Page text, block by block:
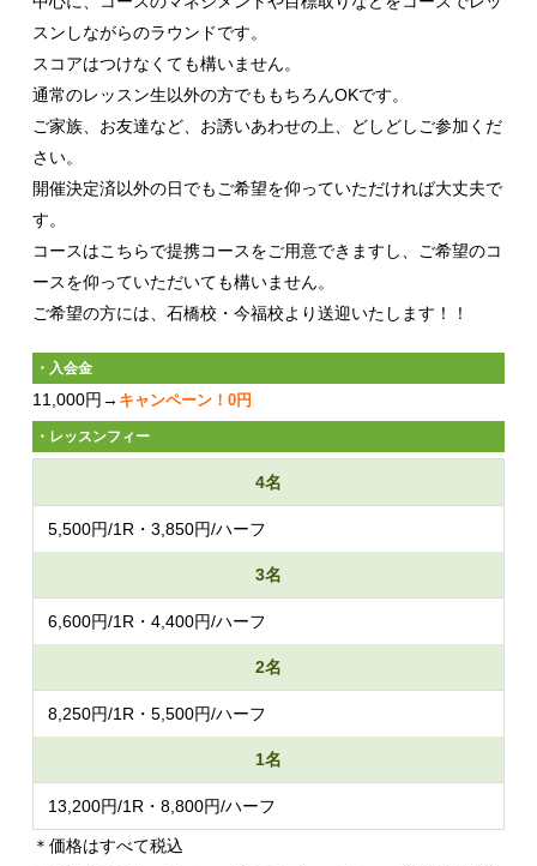
スンしながらのラウンドです。
スコアはつけなくても構いません。
通常のレッスン生以外の方でももちろんOKです。
ご家族、お友達など、お誘いあわせの上、どしどしご参加くだ
さい。
開催決定済以外の日でもご希望を仰っていただければ大丈夫で
す。
コースはこちらで提携コースをご用意できますし、ご希望のコ
ースを仰っていただいても構いません。
ご希望の方には、石橋校・今福校より送迎いたします！！
・入会金
11,000円→ キャンペーン！0円
・レッスンフィー
4名
5,500円/1R・3,850円/ハーフ
3名
6,600円/1R・4,400円/ハーフ
2名
8,250円/1R・5,500円/ハーフ
1名
13,200円/1R・8,800円/ハーフ
＊価格はすべて税込